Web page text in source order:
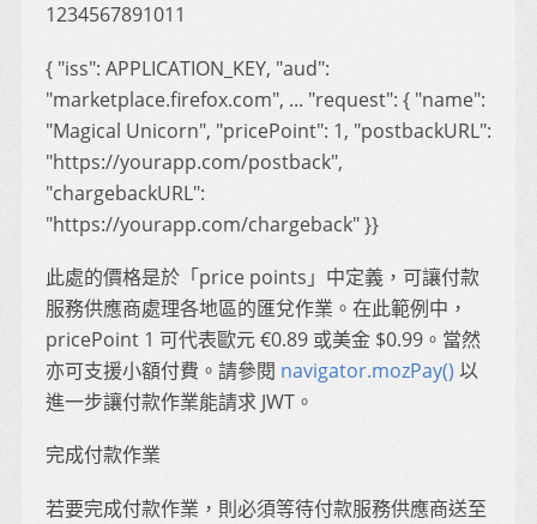
1234567891011
{ "iss": APPLICATION_KEY, "aud":
"marketplace.firefox.com", ... "request": { "name":
"Magical Unicorn", "pricePoint": 1, "postbackURL":
"https://yourapp.com/postback",
"chargebackURL":
"https://yourapp.com/chargeback" }}
此處的價格是於「price points」中定義，可讓付款
服務供應商處理各地區的匯兌作業。在此範例中，
pricePoint 1 可代表歐元 €0.89 或美金 $0.99。當然
亦可支援小額付費。請參閱 navigator.mozPay() 以
進一步讓付款作業能請求 JWT。
完成付款作業
若要完成付款作業，則必須等待付款服務供應商送至